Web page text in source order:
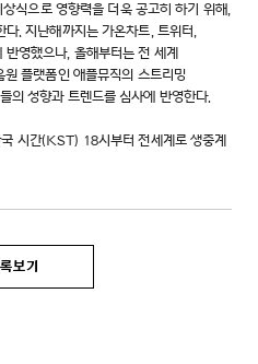
식으로 영향력을 더욱 공고히 하기 위해,
. 지난해까지는 가온차트, 트위터,
영했으나, 올해부터는 전 세계
플랫폼인 애플뮤직의 스트리밍
성향과 트렌드를 심사에 반영한다.
시간(KST) 18시부터 전세계로 생중계
보기